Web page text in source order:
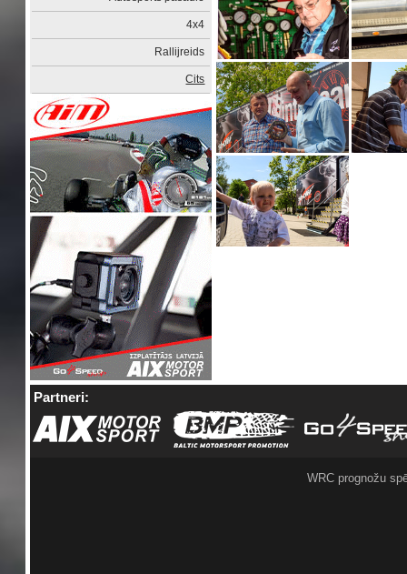
4x4
Rallijreids
Cits
Partneri:
WRC prognožu